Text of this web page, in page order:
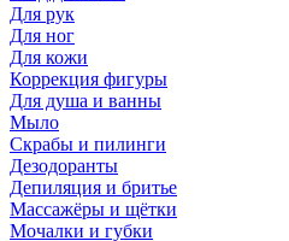
Для рук
Для ног
Для кожи
Коррекция фигуры
Для душа и ванны
Мыло
Скрабы и пилинги
Дезодоранты
Депиляция и бритье
Массажёры и щётки
Мочалки и губки